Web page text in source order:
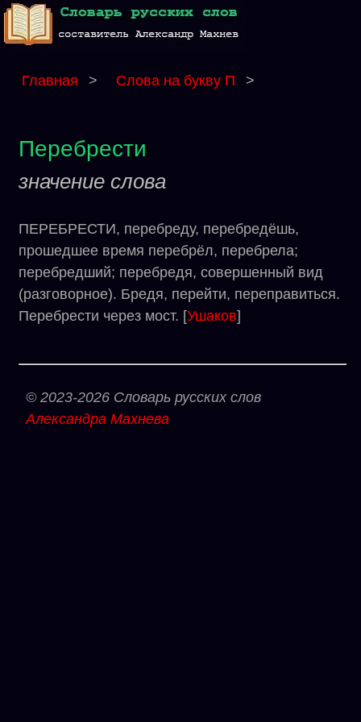
Главная > Слова на букву П >
Перебрести
значение слова
ПЕРЕБРЕСТИ, перебреду, перебредёшь,
прошедшее время перебрёл, перебрела;
перебредший; перебредя, совершенный вид
(разговорное). Бредя, перейти, переправиться.
Перебрести через мост. [Ушаков]
© 2023-2026 Словарь русских слов
Александра Махнева